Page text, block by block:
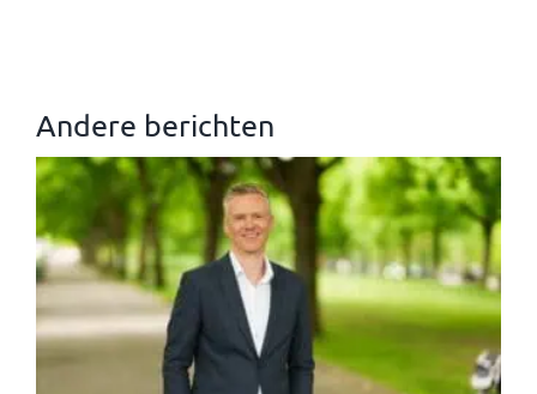
Andere berichten